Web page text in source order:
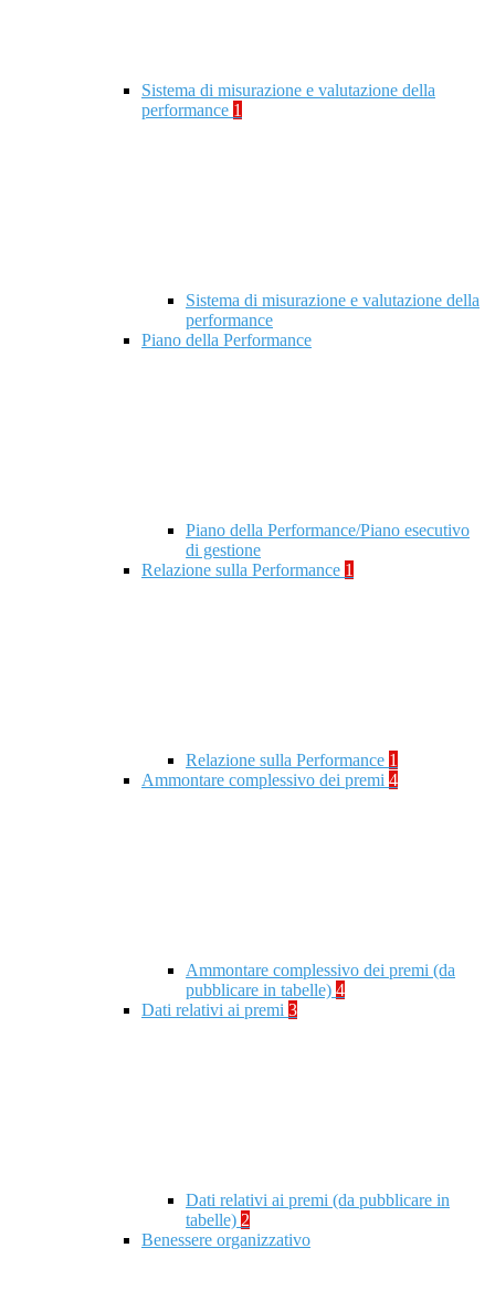
Sistema di misurazione e valutazione della
performance 1
Sistema di misurazione e valutazione della
performance
Piano della Performance
Piano della Performance/Piano esecutivo
di gestione
Relazione sulla Performance 1
Relazione sulla Performance 1
Ammontare complessivo dei premi 4
Ammontare complessivo dei premi (da
pubblicare in tabelle) 4
Dati relativi ai premi 3
Dati relativi ai premi (da pubblicare in
tabelle) 2
Benessere organizzativo